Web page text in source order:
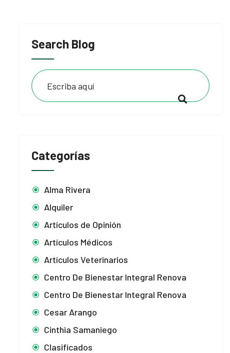
Search Blog
Categorías
Alma Rivera
Alquiler
Artículos de Opinión
Artículos Médicos
Artículos Veterinarios
Centro De Bienestar Integral Renova
Centro De Bienestar Integral Renova
Cesar Arango
Cinthia Samaniego
Clasificados